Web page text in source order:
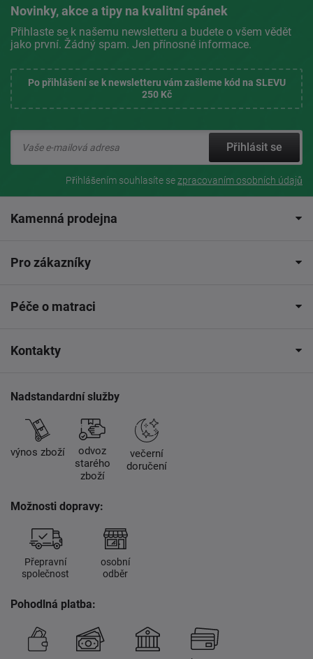
Novinky, akce a tipy na kvalitní spánek
Přihlaste se k našemu newsletteru a budete o všem vědět
jako první. Žádný spam. Jen přínosné informace.
Po přihlášení se k newsletteru vám zašleme kód na SLEVU
250 Kč
Přihlásit se
Přihlášením souhlasíte sezpracovaním osobních údajů
Kamenná prodejna
Pro zákazníky
Péče o matraci
Kontakty
Nadstandardní služby
výnos zboží
odvoz
starého
zboží
večerní
doručení
Možnosti dopravy:
Přepravní
společnost
osobní
odběr
Pohodlná platba: